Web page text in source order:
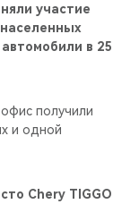
участие
в 25
получили
и одной
Chery TIGGO